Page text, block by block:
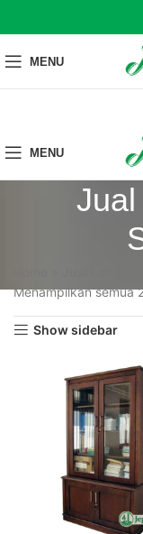
MENU
MENU
Jual Lemari
Menampilkan semua
Show sidebar